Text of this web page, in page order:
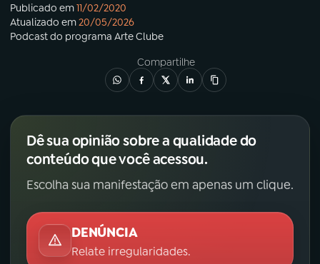
Publicado em11/02/2020
Atualizado em20/05/2026
Podcastdo programa Arte Clube
Compartilhe
Dê sua opinião sobre a qualidade do
conteúdo que você acessou.
Escolha sua manifestação em apenas um clique.
DENÚNCIA
Relate irregularidades.